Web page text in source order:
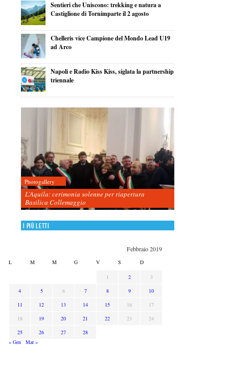
Sentieri che Uniscono: trekking e natura a
Castiglione di Tornimparte il 2 agosto
Chelleris vice Campione del Mondo Lead U19
ad Arco
Napoli e Radio Kiss Kiss, siglata la partnership
triennale
Photogallery
L’Aquila: cerimonia solenne per riapertura
Basilica Collemaggio
I più letti
Febbraio 2019
L M M G V S D
1 2
3
4
5 6 7 8 9
10
11
12 13 14 15 16
17
18
19 20 21 22 23
24
25
26 27
28
« Gen
Mar »